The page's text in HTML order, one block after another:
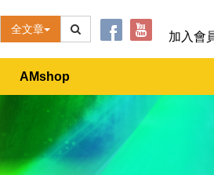
全文章
加入會
AMshop